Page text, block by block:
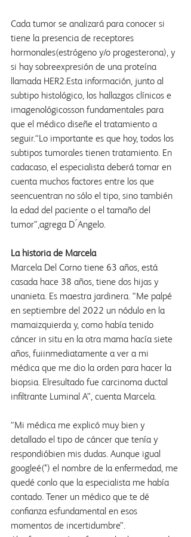
Cada tumor se analizará para conocer si
tiene la presencia de receptores
hormonales(estrógeno y/o progesterona), y
si hay sobreexpresión de una proteína
llamada HER2.Esta información, junto al
subtipo histológico, los hallazgos clínicos e
imagenológicosson fundamentales para
que el médico diseñe el tratamiento a
seguir.“Lo importante es que hoy, todos los
subtipos tumorales tienen tratamiento. En
cadacaso, el especialista deberá tomar en
cuenta muchos factores entre los que
seencuentran no sólo el tipo, sino también
la edad del paciente o el tamaño del
tumor”,agrega D´Angelo.
La historia de Marcela
Marcela Del Corno tiene 63 años, está
casada hace 38 años, tiene dos hijas y
unanieta. Es maestra jardinera. “Me palpé
en septiembre del 2022 un nódulo en la
mamaizquierda y, como había tenido
cáncer in situ en la otra mama hacía siete
años, fuiinmediatamente a ver a mi
médica que me dio la orden para hacer la
biopsia. Elresultado fue carcinoma ductal
infiltrante Luminal A”, cuenta Marcela.
“Mi médica me explicó muy bien y
detallado el tipo de cáncer que tenía y
respondióbien mis dudas. Aunque igual
googleé(*) el nombre de la enfermedad, me
quedé conlo que la especialista me había
contado. Tener un médico que te dé
confianza esfundamental en esos
momentos de incertidumbre”.